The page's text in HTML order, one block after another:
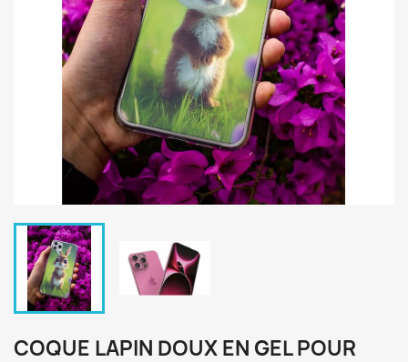
COQUE LAPIN DOUX EN GEL POUR